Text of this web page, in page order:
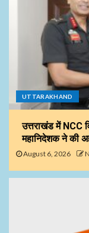
UTTARAKHAND
उत्तराखंड में NCC
महानिदेशक ने की
August 6, 2026